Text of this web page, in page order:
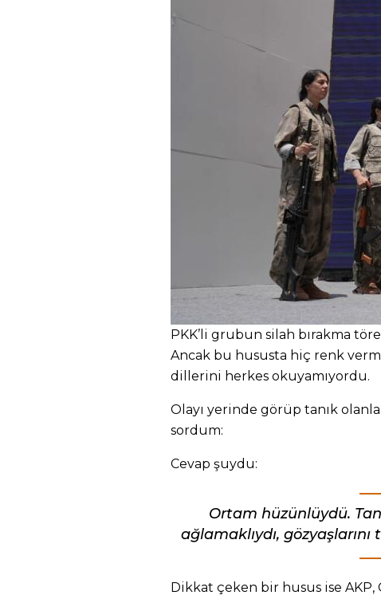
PKK’li grubun silah bırakma
Ancak bu hususta hiç renk
dillerini herkes okuyamıyordu.
Olayı yerinde görüp tanık
sordum:
Cevap şuydu:
Ortam hüzünlüydü.
ağlamaklıydı,
Dikkat çeken bir husus ise AKP,